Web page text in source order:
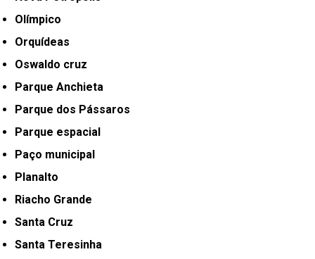
Olímpico
Orquídeas
Oswaldo cruz
Parque Anchieta
Parque dos Pássaros
Parque espacial
Paço municipal
Planalto
Riacho Grande
Santa Cruz
Santa Teresinha